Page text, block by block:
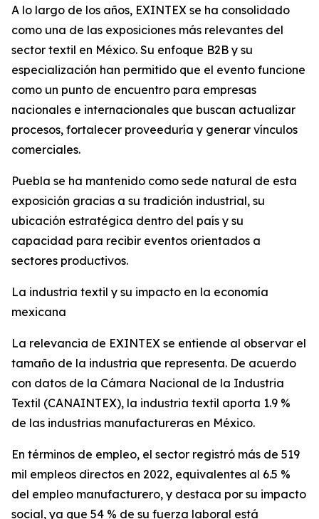
A lo largo de los años, EXINTEX se ha consolidado
como una de las exposiciones más relevantes del
sector textil en México. Su enfoque B2B y su
especialización han permitido que el evento funcione
como un punto de encuentro para empresas
nacionales e internacionales que buscan actualizar
procesos, fortalecer proveeduría y generar vínculos
comerciales.
Puebla se ha mantenido como sede natural de esta
exposición gracias a su tradición industrial, su
ubicación estratégica dentro del país y su
capacidad para recibir eventos orientados a
sectores productivos.
La industria textil y su impacto en la economía
mexicana
La relevancia de EXINTEX se entiende al observar el
tamaño de la industria que representa. De acuerdo
con datos de la Cámara Nacional de la Industria
Textil (CANAINTEX), la industria textil aporta 1.9 %
de las industrias manufactureras en México.
En términos de empleo, el sector registró más de 519
mil empleos directos en 2022, equivalentes al 6.5 %
del empleo manufacturero, y destaca por su impacto
social, ya que 54 % de su fuerza laboral está